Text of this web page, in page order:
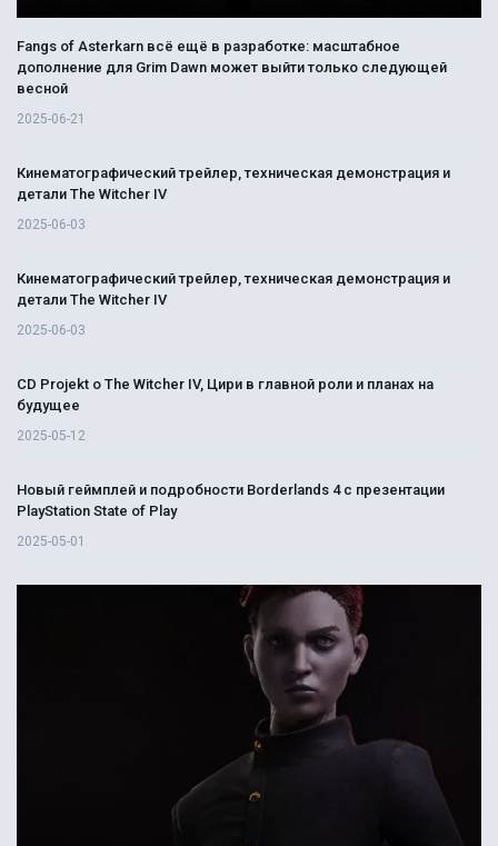
Fangs of Asterkarn всё ещё в разработке: масштабное
дополнение для Grim Dawn может выйти только следующей
весной
2025-06-21
Кинематографический трейлер, техническая демонстрация и
детали The Witcher IV
2025-06-03
Кинематографический трейлер, техническая демонстрация и
детали The Witcher IV
2025-06-03
CD Projekt о The Witcher IV, Цири в главной роли и планах на
будущее
2025-05-12
Новый геймплей и подробности Borderlands 4 с презентации
PlayStation State of Play
2025-05-01